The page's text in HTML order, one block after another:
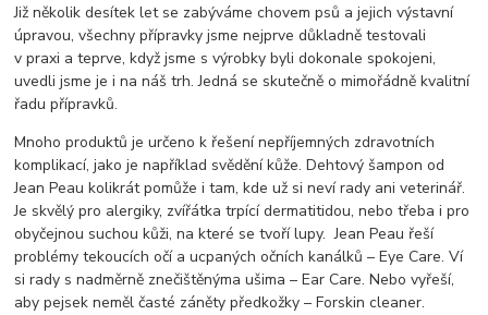
Již několik desítek let se zabýváme chovem psů a jejich výstavní
úpravou, všechny přípravky jsme nejprve důkladně testovali
v praxi a teprve, když jsme s výrobky byli dokonale spokojeni,
uvedli jsme je i na náš trh. Jedná se skutečně o mimořádně kvalitní
řadu přípravků.
Mnoho produktů je určeno k řešení nepříjemných zdravotních
komplikací, jako je například svědění kůže. Dehtový šampon od
Jean Peau kolikrát pomůže i tam, kde už si neví rady ani veterinář.
Je skvělý pro alergiky, zvířátka trpící dermatitidou, nebo třeba i pro
obyčejnou suchou kůži, na které se tvoří lupy. Jean Peau řeší
problémy tekoucích očí a ucpaných očních kanálků – Eye Care. Ví
si rady s nadměrně znečištěnýma ušima – Ear Care. Nebo vyřeší,
aby pejsek neměl časté záněty předkožky – Forskin cleaner.